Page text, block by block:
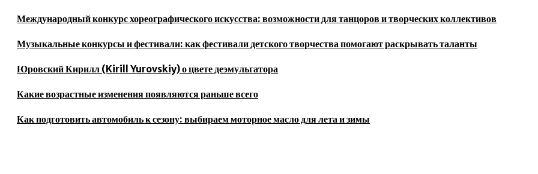
Международный конкурс хореографического искусства: возможности для танцоров и творческих коллективов
Музыкальные конкурсы и фестивали: как фестивали детского творчества помогают раскрывать таланты
Юровский Кирилл (Kirill Yurovskiy) о цвете деэмульгатора
Какие возрастные изменения появляются раньше всего
Как подготовить автомобиль к сезону: выбираем моторное масло для лета и зимы